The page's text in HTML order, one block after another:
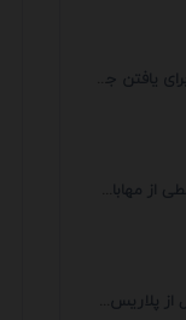
معرفی 8 قبله یاب آنلاین برای یافتن جهت انجام ...